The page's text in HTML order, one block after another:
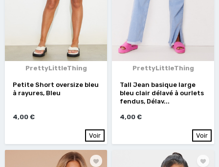
PrettyLittleThing
Petite Short oversize bleu
à rayures, Bleu
4,00 €
Voir
PrettyLittleThing
Tall Jean basique large
bleu clair délavé à ourlets
fendus, Délav...
4,00 €
Voir